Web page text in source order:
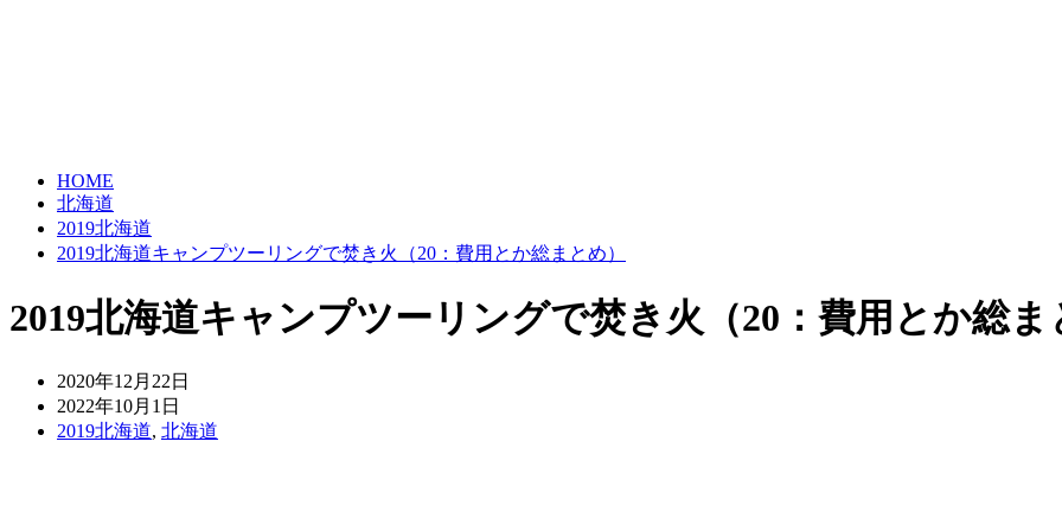
HOME
北海道
2019北海道
2019北海道キャンプツーリングで焚き火（20：費用とか総まとめ）
2019北海道キャンプツーリングで焚き火（20：費用とか総ま
2020年12月22日
2022年10月1日
2019北海道, 北海道